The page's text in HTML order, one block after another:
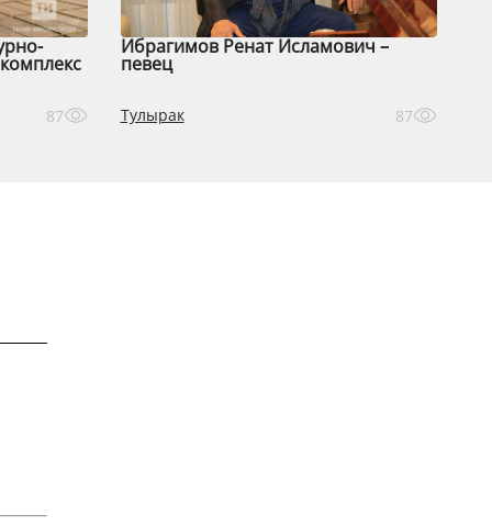
87
Ибрагимов Ренат Исламович –
певец
Тулырак 87